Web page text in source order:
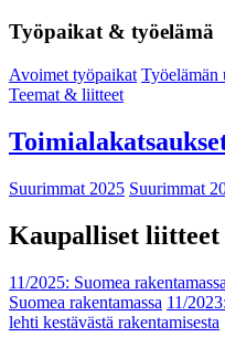
Työpaikat & työelämä
Avoimet työpaikat Työelämän
Teemat & liitteet
Suurimmat 2025 Suurimmat
Kaupalliset liitteet
11/2025: Suomea rakentamassa
Suomea rakentamassa 11/
lehti kestävästä rakentamisesta